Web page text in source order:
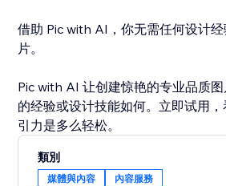
借助 Pic with AI，你无需任何设计
片。
Pic with AI 让创建惊艳的专业品质
的经验或设计技能如何。立即试用
引力是多么轻松。
類別
媒體與內容 內容服務